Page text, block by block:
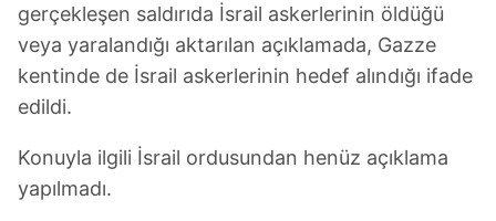
gerçekleşen saldırıda İsrail askerlerinin öldüğü
veya yaralandığı aktarılan açıklamada, Gazze
kentinde de İsrail askerlerinin hedef alındığı ifade
edildi.
Konuyla ilgili İsrail ordusundan henüz açıklama
yapılmadı.